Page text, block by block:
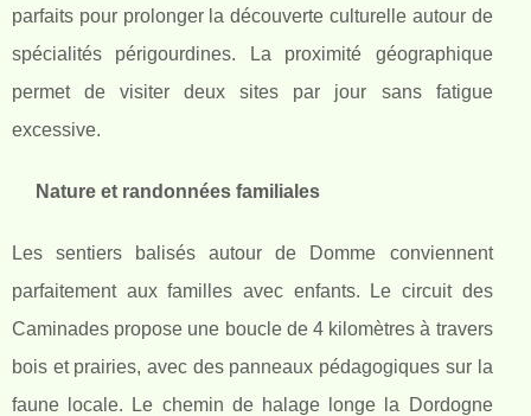
parfaits pour prolonger la découverte culturelle autour de
spécialités périgourdines. La proximité géographique
permet de visiter deux sites par jour sans fatigue
excessive.
Nature et randonnées familiales
Les sentiers balisés autour de Domme conviennent
parfaitement aux familles avec enfants. Le circuit des
Caminades propose une boucle de 4 kilomètres à travers
bois et prairies, avec des panneaux pédagogiques sur la
faune locale. Le chemin de halage longe la Dordogne